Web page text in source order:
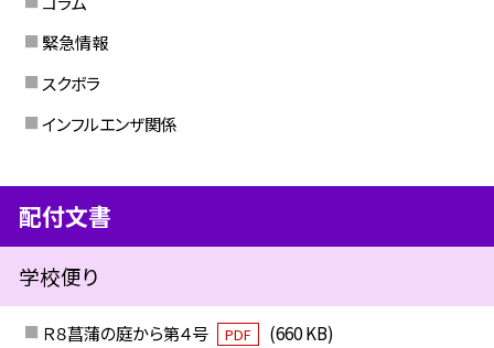
緊急情報
スクボラ
インフルエンザ関係
配付文書
学校便り
Ｒ８菖蒲の庭から第４号 PDF
(660 KB)